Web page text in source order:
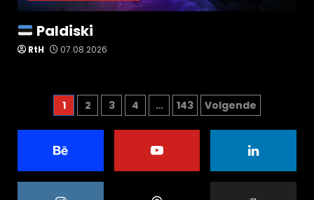
Paldiski
RtH 07.08.2026
Berichten
paginering
1 2 3 4 … 143 Volgende